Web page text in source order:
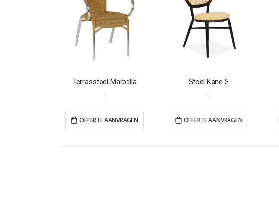
Terrasstoel Marbella
-
OFFERTE AANVRAGEN
Stoel Kane S
-
OFFERTE AANVRAGEN